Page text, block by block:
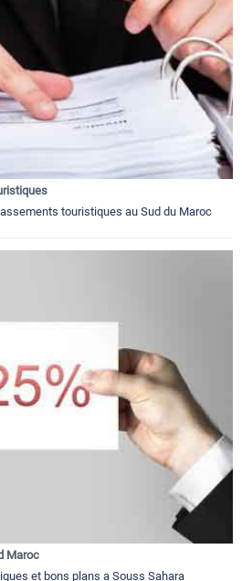
touristiques au Sud du Maroc
Maroc
et bons plans a Souss Sahara